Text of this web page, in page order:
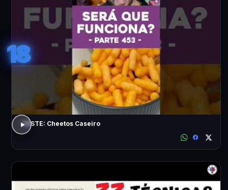
18
TESTE: Cheetos Caseiro